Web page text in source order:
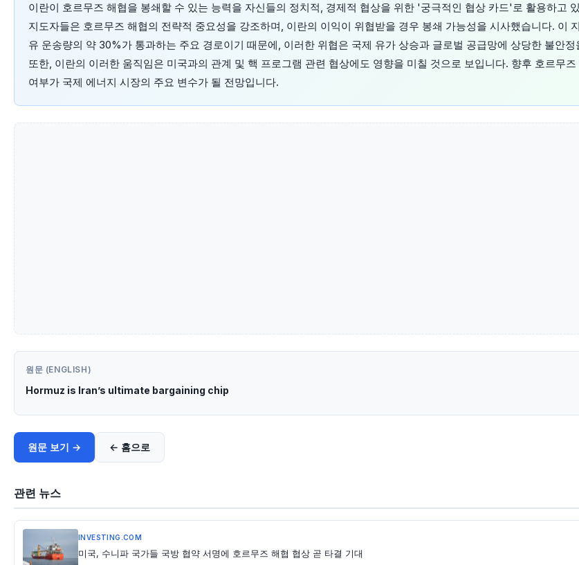
이란이 호르무즈 해협을 봉쇄할 수 있는 능력을 자신들의 정치적, 경제적 협상을 위한 '궁극적인 협상 카드'로 활용하고
지도자들은 호르무즈 해협의 전략적 중요성을 강조하며, 이란의 이익이 위협받을 경우 봉쇄 가능성을 시사했습니다. 이
유 운송량의 약 30%가 통과하는 주요 경로이기 때문에, 이러한 위협은 국제 유가 상승과 글로벌 공급망에 상당한 불안
또한, 이란의 이러한 움직임은 미국과의 관계 및 핵 프로그램 관련 협상에도 영향을 미칠 것으로 보입니다. 향후 호르무
여부가 국제 에너지 시장의 주요 변수가 될 전망입니다.
원문 (ENGLISH)
Hormuz is Iran’s ultimate bargaining chip
원문 보기 → ← 홈으로
관련 뉴스
INVESTING.COM
미국, 수니파 국가들 국방 협약 서명에 호르무즈 해협 협상 곧 타결 기대